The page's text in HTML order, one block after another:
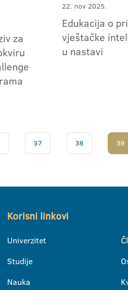
za
22. nov 2025.
Edukacija o
vještačke
u nastavi
37 38 39
Korisni linkovi
Univerzitet
Studije
Nauka